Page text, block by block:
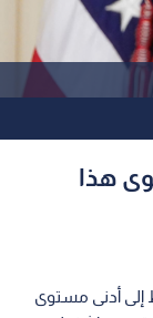
هذا
الأمريكي جو بايدن، 7 نقاط إلى أدنى مستوى